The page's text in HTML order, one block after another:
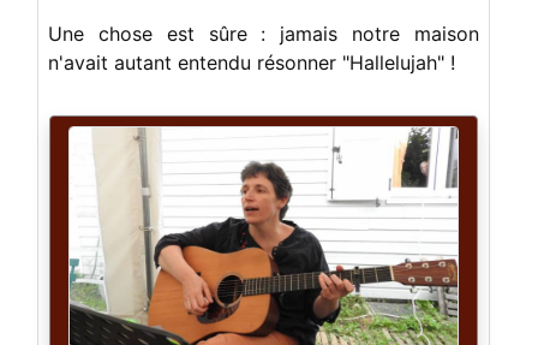
Une chose est sûre : jamais notre maison
n'avait autant entendu résonner "Hallelujah" !